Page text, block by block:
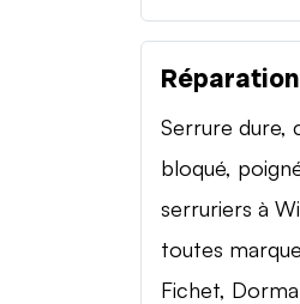
Serrure dure,
bloqué,
serruriers à
toutes
Fichet,